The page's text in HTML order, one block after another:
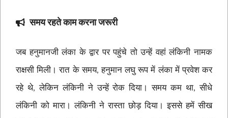
समय रहते काम करना जरूरी
जब हनुमानजी लंका के द्वार पर पहुंचे तो उन्हें वहां लंकिनी नामक
राक्षसी मिली। रात के समय, हनुमान लघु रूप में लंका में प्रवेश कर
रहे थे, लेकिन लंकिनी ने उन्हें रोक दिया। समय कम था, सीधे
लंकिनी को मारा। लंकिनी ने रास्ता छोड़ दिया। इससे हमें सीख